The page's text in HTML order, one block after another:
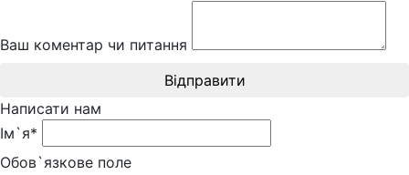
Ваш коментар чи питання
Відправити
Написати нам
Ім`я*
Обов`язкове поле